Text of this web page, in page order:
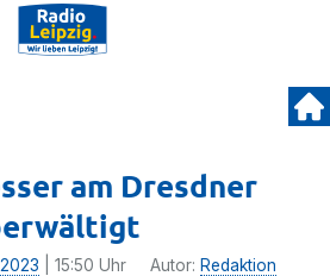
am Dresdner
| 15:50 Uhr Autor: Redaktion